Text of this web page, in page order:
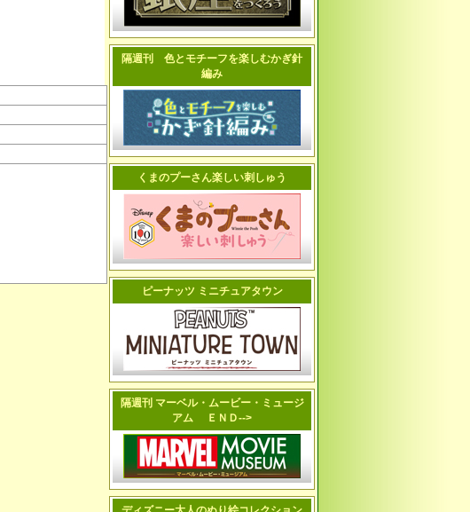
隔週刊 色とモチーフを楽しむかぎ針
編み
くまのプーさん楽しい刺しゅう
ピーナッツ ミニチュアタウン
隔週刊 マーベル・ムービー・ミュージ
アム ＥＮＤ-->